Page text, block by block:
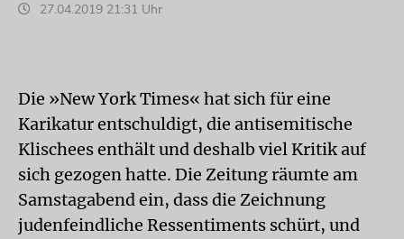
27.04.2019 21:31 Uhr
Die »New York Times« hat sich für eine
Karikatur entschuldigt, die antisemitische
Klischees enthält und deshalb viel Kritik auf
sich gezogen hatte. Die Zeitung räumte am
Samstagabend ein, dass die Zeichnung
judenfeindliche Ressentiments schürt, und